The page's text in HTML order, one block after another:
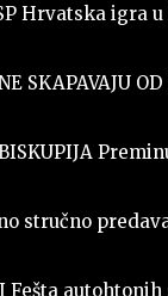
Hrvatska igra
SKAPAVAJU
stručno
Fešta